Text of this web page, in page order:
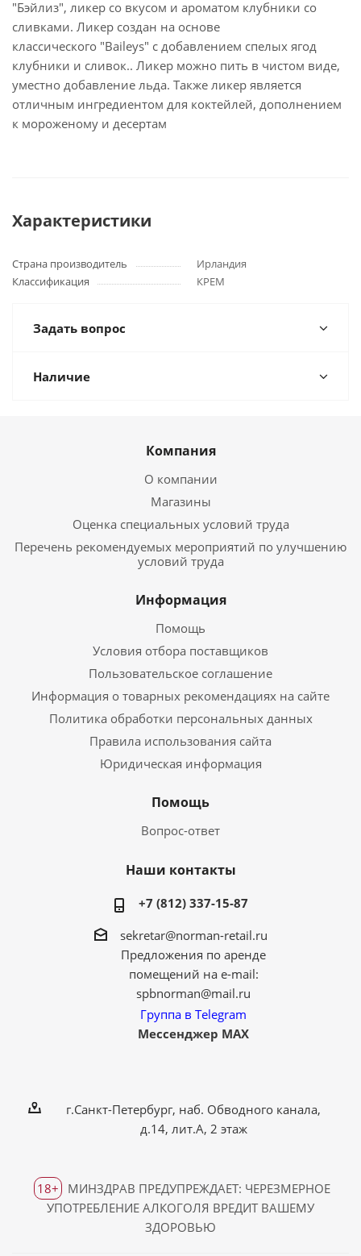
"Бэйлиз", ликер со вкусом и ароматом клубники со
сливками. Ликер создан на основе
классического "Baileys" с добавлением спелых ягод
клубники и сливок.. Ликер можно пить в чистом виде,
уместно добавление льда. Также ликер является
отличным ингредиентом для коктейлей, дополнением
к мороженому и десертам
Характеристики
Страна производитель
Ирландия
Классификация
КРЕМ
Задать вопрос
Наличие
Компания
О компании
Магазины
Оценка специальных условий труда
Перечень рекомендуемых мероприятий по улучшению
условий труда
Информация
Помощь
Условия отбора поставщиков
Пользовательское соглашение
Информация о товарных рекомендациях на сайте
Политика обработки персональных данных
Правила использования сайта
Юридическая информация
Помощь
Вопрос-ответ
Наши контакты
+7 (812) 337-15-87
sekretar@norman-retail.ru
Предложения по аренде
помещений на e-mail:
spbnorman@mail.ru
Группа в Telegram
Мессенджер MAX
г.Санкт-Петербург, наб. Обводного канала,
д.14, лит.А, 2 этаж
18+
МИНЗДРАВ ПРЕДУПРЕЖДАЕТ: ЧЕРЕЗМЕРНОЕ
УПОТРЕБЛЕНИЕ АЛКОГОЛЯ ВРЕДИТ ВАШЕМУ
ЗДОРОВЬЮ